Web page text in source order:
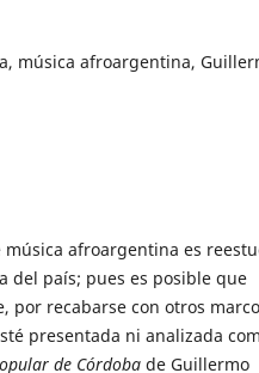
música afroargentina,
afroargentina es
del país; pues es posible que
por recabarse con otros
presentada ni analizada
de Córdoba de Guillermo